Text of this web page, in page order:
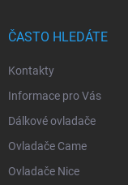
ČASTO HLEDÁTE
Kontakty
Informace pro Vás
Dálkové ovladače
Ovladače Came
Ovladače Nice